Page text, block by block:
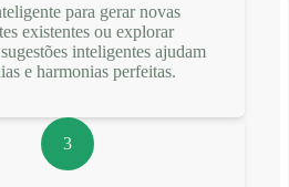
para gerar novas
existentes ou explorar
inteligentes ajudam
e harmonias perfeitas.
3